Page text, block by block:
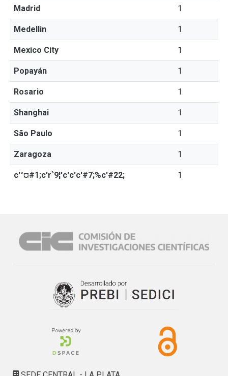
Madrid 1
Medellin 1
Mexico City 1
Popayán 1
Rosario 1
Shanghai 1
São Paulo 1
Zaragoza 1
c'°¤#1;c'r`9¦'c'c'c'#7;%c'#22; 1